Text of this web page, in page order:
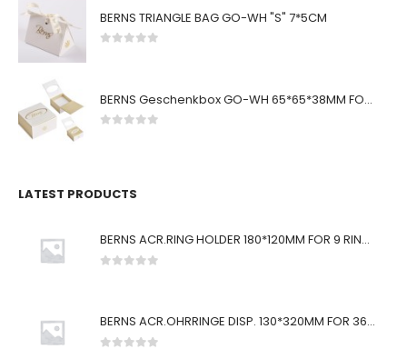
BERNS TRIANGLE BAG GO-WH "S" 7*5CM
BERNS Geschenkbox GO-WH 65*65*38MM FOR SMALL SETS
LATEST PRODUCTS
BERNS ACR.RING HOLDER 180*120MM FOR 9 RINGS
BERNS ACR.OHRRINGE DISP. 130*320MM FOR 36 PAIRS